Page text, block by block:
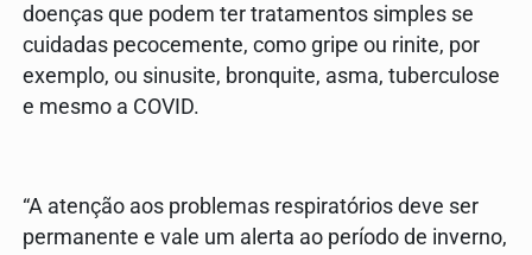
doenças que podem ter tratamentos simples se
cuidadas pecocemente, como gripe ou rinite, por
exemplo, ou sinusite, bronquite, asma, tuberculose
e mesmo a COVID.
“A atenção aos problemas respiratórios deve ser
permanente e vale um alerta ao período de inverno,